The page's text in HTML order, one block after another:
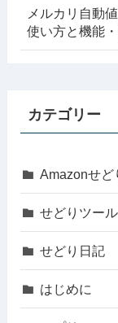
メルカリ自動
使い方と機能
カテゴリー
Amazonせど
せどりツール
せどり日記
はじめに